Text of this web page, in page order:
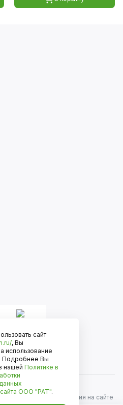
автозапчастей
и иномарок. Информация на сайте
сайт
, Вы
использование
Подробнее Вы
нашей Политике в
ООО "РАТ".